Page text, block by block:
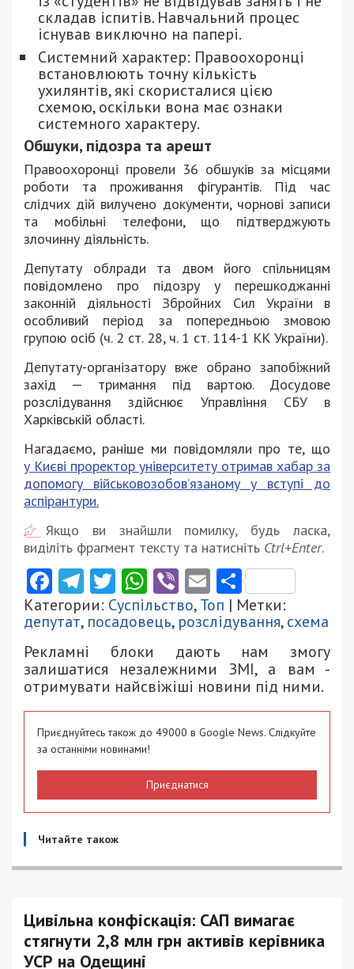
складав іспитів. Навчальний процес
існував виключно на папері.
Системний характер: Правоохоронці
встановлюють точну кількість
ухилянтів, які скористалися цією
схемою, оскільки вона має ознаки
системного характеру.
Обшуки, підозра та арешт
Правоохоронці провели 36 обшуків за місцями
роботи та проживання фігурантів. Під час
слідчих дій вилучено документи, чорнові записи
та мобільні телефони, що підтверджують
злочинну діяльність.
Депутату облради та двом його спільницям
повідомлено про підозру у перешкоджанні
законній діяльності Збройних Сил України в
особливий період за попередньою змовою
групою осіб (ч. 2 ст. 28, ч. 1 ст. 114-1 КК України).
Депутату-організатору вже обрано запобіжний
захід — тримання під вартою. Досудове
розслідування здійснює Управління СБУ в
Харківській області.
Нагадаємо, раніше ми повідомляли про те, що
у Києві проректор університету отримав хабар за
допомогу військовозобов’язаному у вступі до
аспірантури.
Якщо ви знайшли помилку, будь ласка,
виділіть фрагмент тексту та натисніть Ctrl+Enter.
Facebook
Telegram
Twitter
WhatsApp
ViberEmail
Категории: Суспільство,Топ | Метки:
депутат, посадовець, розслідування,схема
Рекламні блоки дають нам змогу
залишатися незалежними ЗМІ, а вам -
отримувати найсвіжіші новини під ними.
Приєднуйтесь також до 49000 в Google News. Слідкуйте
за останніми новинами!
Приєднатися
Читайте також
Цивільна конфіскація: САП вимагає
стягнути 2,8 млн грн активів керівника
УСР на Одещині